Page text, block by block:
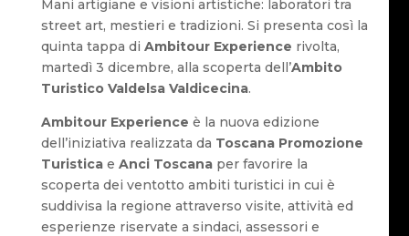
Mani artigiane e visioni artistiche: laboratori tra
street art, mestieri e tradizioni. Si presenta così la
quinta tappa di Ambitour Experience rivolta,
martedì 3 dicembre, alla scoperta dell’Ambito
Turistico Valdelsa Valdicecina.
Ambitour Experience è la nuova edizione
dell’iniziativa realizzata da Toscana Promozione
Turistica e Anci Toscanaper favorire la
scoperta dei ventotto ambiti turistici in cui è
suddivisa la regione attraverso visite, attività ed
esperienze riservate a sindaci, assessori e